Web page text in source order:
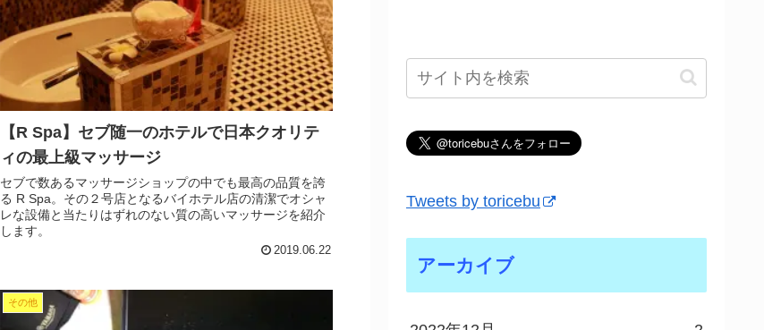
【R Spa】セブ随一のホテルで日本クオリテ
ィの最上級マッサージ
セブで数あるマッサージショップの中でも最高の品質を誇
る R Spa。その２号店となるバイホテル店の清潔でオシャ
レな設備と当たりはずれのない質の高いマッサージを紹介
します。
2019.06.22
その他
Tweets by toricebu
アーカイブ